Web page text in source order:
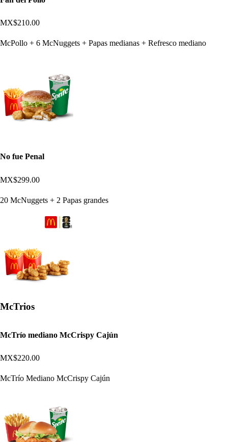
MX$210.00
McPollo + 6 McNuggets + Papas medianas + Refresco mediano
No fue Penal
MX$299.00
20 McNuggets + 2 Papas grandes
McTrios
McTrío mediano McCrispy Cajún
MX$220.00
McTrío Mediano McCrispy Cajún